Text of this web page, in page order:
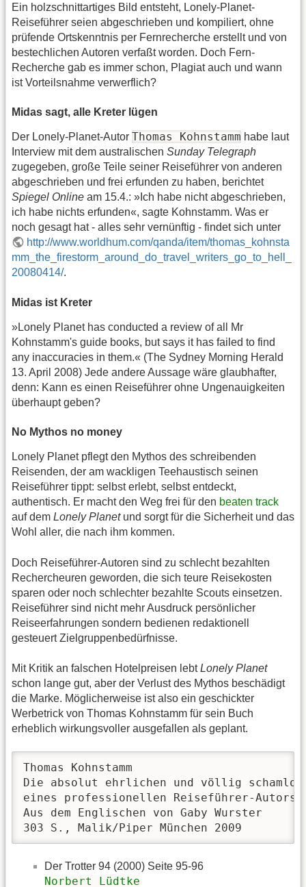
Ein holzschnittartiges Bild entsteht, Lonely-Planet-
Reiseführer seien abgeschrieben und kompiliert, ohne
prüfende Ortskenntnis per Fernrecherche erstellt und von
bestechlichen Autoren verfaßt worden. Doch Fern-
Recherche gab es immer schon, Plagiat auch und wann
ist Vorteilsnahme verwerflich?
Midas sagt, alle Kreter lügen
Der Lonely-Planet-Autor Thomas Kohnstamm habe laut
Interview mit dem australischen Sunday Telegraph
zugegeben, große Teile seiner Reiseführer von anderen
abgeschrieben und frei erfunden zu haben, berichtet
Spiegel Online am 15.4.: »Ich habe nicht abgeschrieben,
ich habe nichts erfunden«, sagte Kohnstamm. Was er
noch gesagt hat - alles sehr vernünftig - findet sich unter
http://www.worldhum.com/qanda/item/thomas_kohnsta
mm_the_firestorm_around_do_travel_writers_go_to_hell_
20080414/.
Midas ist Kreter
»Lonely Planet has conducted a review of all Mr
Kohnstamm's guide books, but says it has failed to find
any inaccuracies in them.« (The Sydney Morning Herald
13. April 2008) Jede andere Aussage wäre glaubhafter,
denn: Kann es einen Reiseführer ohne Ungenauigkeiten
überhaupt geben?
No Mythos no money
Lonely Planet pflegt den Mythos des schreibenden
Reisenden, der am wackligen Teehaustisch seinen
Reiseführer tippt: selbst erlebt, selbst entdeckt,
authentisch. Er macht den Weg frei für den beaten track
auf dem Lonely Planetund sorgt für die Sicherheit und das
Wohl aller, die nach ihm kommen.
Doch Reiseführer-Autoren sind zu schlecht bezahlten
Rechercheuren geworden, die sich teure Reisekosten
sparen oder noch schlechter bezahlte Scouts einsetzen.
Reiseführer sind nicht mehr Ausdruck persönlicher
Reiseerfahrungen sondern bedienen redaktionell
gesteuert Zielgruppenbedürfnisse.
Mit Kritik an falschen Hotelpreisen lebtLonely Planet
schon lange gut, aber der Verlust des Mythos beschädigt
die Marke. Möglicherweise ist also ein geschickter
Werbetrick von Thomas Kohnstamm für sein Buch
erheblich wirkungsvoller ausgefallen als geplant.
Thomas Kohnstamm
Die absolut ehrlichen und völlig
eines professionellen Reiseführer-Autors
Aus dem Englischen von Gaby Wurster
303 S., Malik/Piper München 2009
Der Trotter 94 (2000) Seite 95-96
Norbert Lüdtke